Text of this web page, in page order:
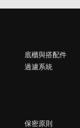
底櫃與搭配件
過濾系統
保密原則